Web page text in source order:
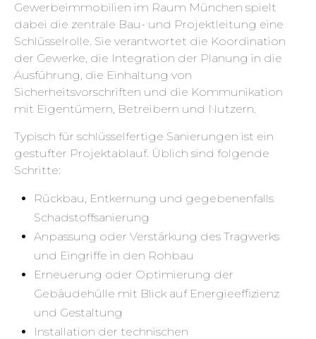
Gewerbeimmobilien im Raum München spielt
dabei die zentrale Bau- und Projektleitung eine
Schlüsselrolle. Sie verantwortet die Koordination
der Gewerke, die Integration der Planung in die
Ausführung, die Einhaltung von
Sicherheitsvorschriften und die Kommunikation
mit Eigentümern, Betreibern und Nutzern.
Typisch für schlüsselfertige Sanierungen ist ein
gestufter Projektablauf. Üblich sind folgende
Schritte:
Rückbau, Entkernung und gegebenenfalls
Schadstoffsanierung
Anpassung oder Verstärkung des Tragwerks
und Eingriffe in den Rohbau
Erneuerung oder Optimierung der
Gebäudehülle mit Blick auf Energieeffizienz
und Gestaltung
Installation der technischen